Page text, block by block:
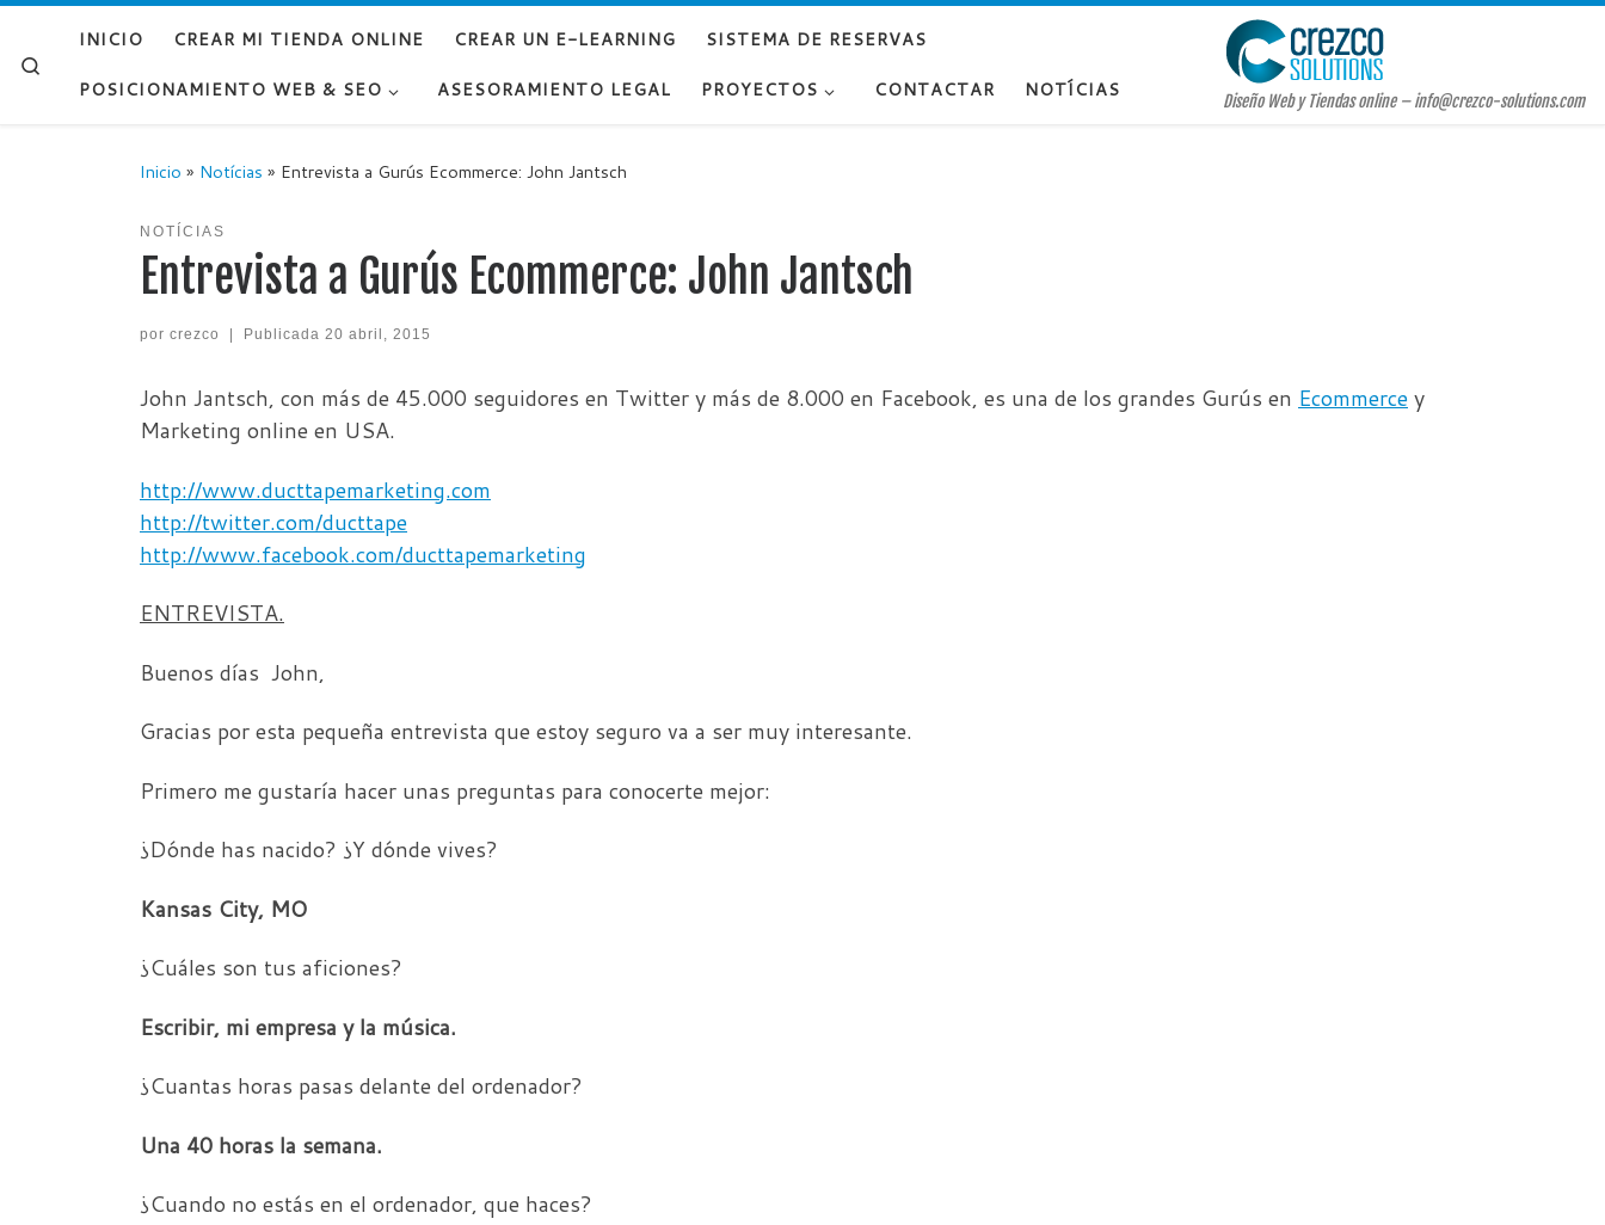
Saltar al contenido
Diseño Web y Tiendas online – info@crezco-solutions.com
INICIO CREAR MI TIENDA ONLINE CREAR UN E-LEARNING
SISTEMA DE RESERVAS
POSICIONAMIENTO WEB & SEO
ASESORAMIENTO LEGAL PROYECTOS CONTACTAR NOTÍCIAS
Inicio » Notícias » Entrevista a Gurús Ecommerce: John Jantsch
NOTÍCIAS
Entrevista a Gurús Ecommerce: John Jantsch
por crezco Publicada 20 abril, 2015
John Jantsch, con más de 45.000 seguidores en Twitter y más de 8.000 en Facebook, es una de los grandes Gurús en Ecommercey
Marketing online en USA.
http://www.ducttapemarketing.com
http://twitter.com/ducttape
http://www.facebook.com/ducttapemarketing
ENTREVISTA.
Buenos días John,
Gracias por esta pequeña entrevista que estoy seguro va a ser muy interesante.
Primero me gustaría hacer unas preguntas para conocerte mejor:
¿Dónde has nacido? ¿Y dónde vives?
Kansas City, MO
¿Cuáles son tus aficiones?
Escribir, mi empresa y la música.
¿Cuantas horas pasas delante del ordenador?
Una 40 horas la semana.
¿Cuando no estás en el ordenador, que haces?